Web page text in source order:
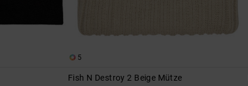
5
Fish N Destroy 2 Beige Mütze